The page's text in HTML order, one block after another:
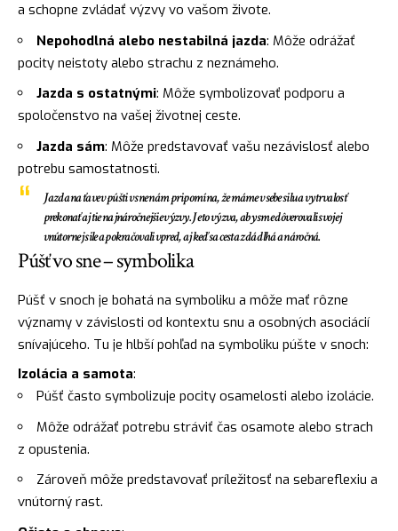
a schopne zvládať výzvy vo vašom živote.
Nepohodlná alebo nestabilná jazda: Môže odrážať
pocity neistoty alebo strachu z neznámeho.
Jazda s ostatnými: Môže symbolizovať podporu a
spoločenstvo na vašej životnej ceste.
Jazda sám: Môže predstavovať vašu nezávislosť alebo
potrebu samostatnosti.
Jazda na ťave v púšti v sne nám pripomína, že máme v sebe silu a vytrvalosť
prekonať aj tie najnáročnejšie výzvy. Je to výzva, aby sme dôverovali svojej
vnútornej sile a pokračovali vpred, aj keď sa cesta zdá dlhá a náročná.
Púšť vo sne – symbolika
Púšť v snoch je bohatá na symboliku a môže mať rôzne
významy v závislosti od kontextu snu a osobných asociácií
snívajúceho. Tu je hlbší pohľad na symboliku púšte v snoch:
Izolácia a samota:
Púšť často symbolizuje pocity osamelosti alebo izolácie.
Môže odrážať potrebu stráviť čas osamote alebo strach
z opustenia.
Zároveň môže predstavovať príležitosť na sebareflexiu a
vnútorný rast.